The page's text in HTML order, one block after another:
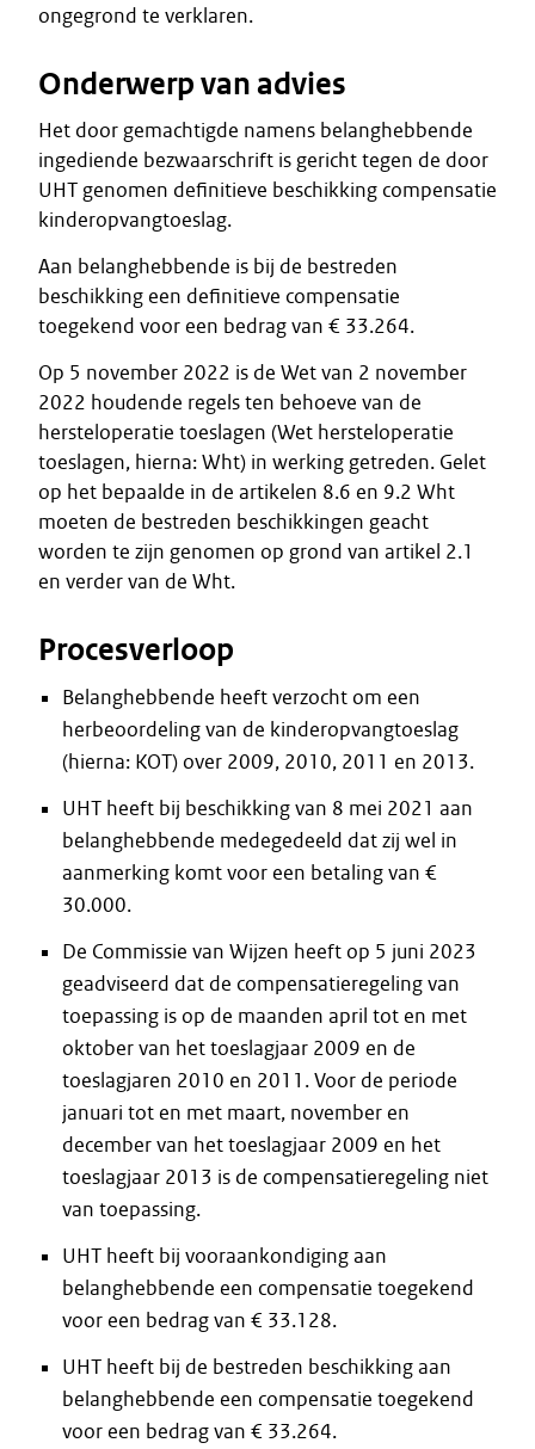
ongegrond te verklaren.
Onderwerp van advies
Het door gemachtigde namens belanghebbende
ingediende bezwaarschrift is gericht tegen de door
UHT genomen definitieve beschikking compensatie
kinderopvangtoeslag.
Aan belanghebbende is bij de bestreden
beschikking een definitieve compensatie
toegekend voor een bedrag van € 33.264.
Op 5 november 2022 is de Wet van 2 november
2022 houdende regels ten behoeve van de
hersteloperatie toeslagen (Wet hersteloperatie
toeslagen, hierna: Wht) in werking getreden. Gelet
op het bepaalde in de artikelen 8.6 en 9.2 Wht
moeten de bestreden beschikkingen geacht
worden te zijn genomen op grond van artikel 2.1
en verder van de Wht.
Procesverloop
Belanghebbende heeft verzocht om een
herbeoordeling van de kinderopvangtoeslag
(hierna: KOT) over 2009, 2010, 2011 en 2013.
UHT heeft bij beschikking van 8 mei 2021 aan
belanghebbende medegedeeld dat zij wel in
aanmerking komt voor een betaling van €
30.000.
De Commissie van Wijzen heeft op 5 juni 2023
geadviseerd dat de compensatieregeling van
toepassing is op de maanden april tot en met
oktober van het toeslagjaar 2009 en de
toeslagjaren 2010 en 2011. Voor de periode
januari tot en met maart, november en
december van het toeslagjaar 2009 en het
toeslagjaar 2013 is de compensatieregeling niet
van toepassing.
UHT heeft bij vooraankondiging aan
belanghebbende een compensatie toegekend
voor een bedrag van € 33.128.
UHT heeft bij de bestreden beschikking aan
belanghebbende een compensatie toegekend
voor een bedrag van € 33.264.